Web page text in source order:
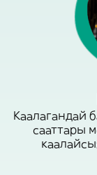
Каалагандай
сааттары